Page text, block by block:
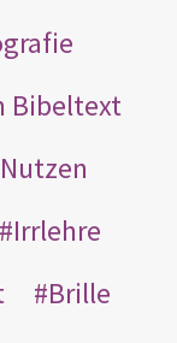
Bibeltext
Nutzen
Irrlehre
Brille